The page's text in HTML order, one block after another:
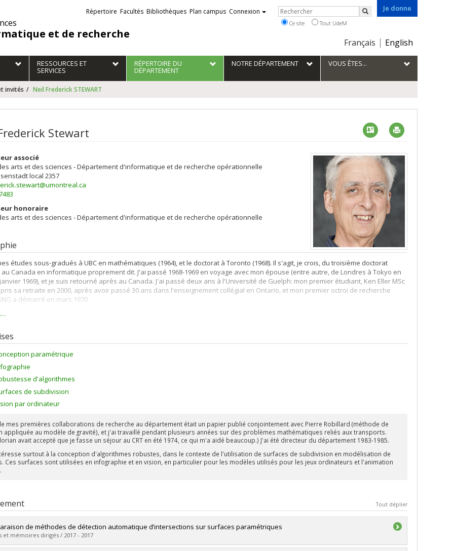
et de recherche
Je donne
Choix
la
langue
Français English
Liens
externes
Répertoire Facultés Bibliothèques Plan campus Connexion Rechercher
Rechercher
Ce site Tout UdeM
RESSOURCES ET
SERVICES
RÉPERTOIRE DU
DÉPARTEMENT
NOTRE DÉPARTEMENT VOUS ÊTES...
invités Neil Frederick STEWART
Stewart Vcard
associé
arts et des sciences - Département d'informatique et de recherche opérationnelle
local 2357
honoraire
arts et des sciences - Département d'informatique et de recherche opérationnelle
études sous-gradués à UBC en mathématiques (1964), et le doctorat à Toronto (1968). Il s'agit, je crois, du troisième doctorat
Canada en informatique proprement dit. J'ai passé 1968-1969 en voyage avec mon épouse (entre autre, de Londres à Tokyo en
1969), et je suis retourné après au Canada. J'ai passé deux ans à l'Université de Guelph: mon premier étudiant, Ken Eller MSc
pris sa retraite en 2000, après avoir passé 30 ans dans l'enseignement collégial en Ontario, et mon premier octroi de recherche
a démarré en mars 1970.
enseigner au DIRO en 1971 (mon premier étudiant ici était David Davey, MSc (1972)), et j'ai des bons souvenirs des étudiants
la différence entre
paramétrique
d'algorithmes
de subdivision
par ordinateur
mes premières collaborations de recherche au département était un papier publié conjointement avec Pierre Robillard (méthode de
appliquée au modèle de gravité), et j'ai travaillé pendant plusieurs années sur des problèmes mathématiques reliés aux transports.
avait accepté que je fasse un séjour au CRT en été 1974, ce qui m'a aidé beaucoup.) J'ai été directeur du département 1983-1985.
surtout à la conception d'algorithmes robustes, dans le contexte de l'utilisation de surfaces de subdivision en modélisation de
Ces surfaces sont utilisées en infographie et en vision, en particulier pour les modèles utilisés pour les jeux ordinateurs et l'animation
Tout déplier
de méthodes de détection automatique d’intersections sur surfaces paramétriques
et mémoires dirigés / 2017 - 2017